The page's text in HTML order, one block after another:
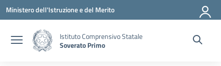
Vai ai contenuti
Vai al menu di navigazione
Vai al footer
Ministero dell'Istruzione e del Merito
Istituto Comprensivo Statale
Soverato Primo